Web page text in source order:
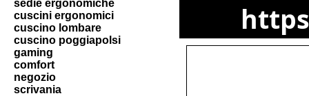
sedie ergonomiche
cuscini ergonomici
cuscino lombare
cuscino poggiapolsi
gaming
comfort
negozio
scrivania